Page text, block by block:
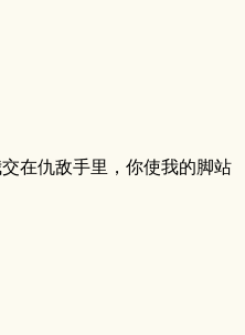
在仇敌手里，你使我的脚站